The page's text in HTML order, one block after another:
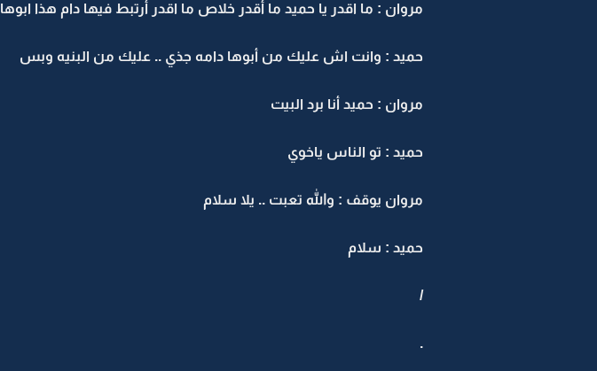
مروان : ما اقدر يا حميد ما أقدر خلاص ما اقدر أرتبط فيها دام هذا ابوها
حميد : وانت اش عليك من أبوها دامه جذي .. عليك من البنيه وبس
مروان : حميد أنا برد البيت
حميد : تو الناس ياخوي
مروان يوقف : والله تعبت .. يلا سلام
حميد : سلام
/
.